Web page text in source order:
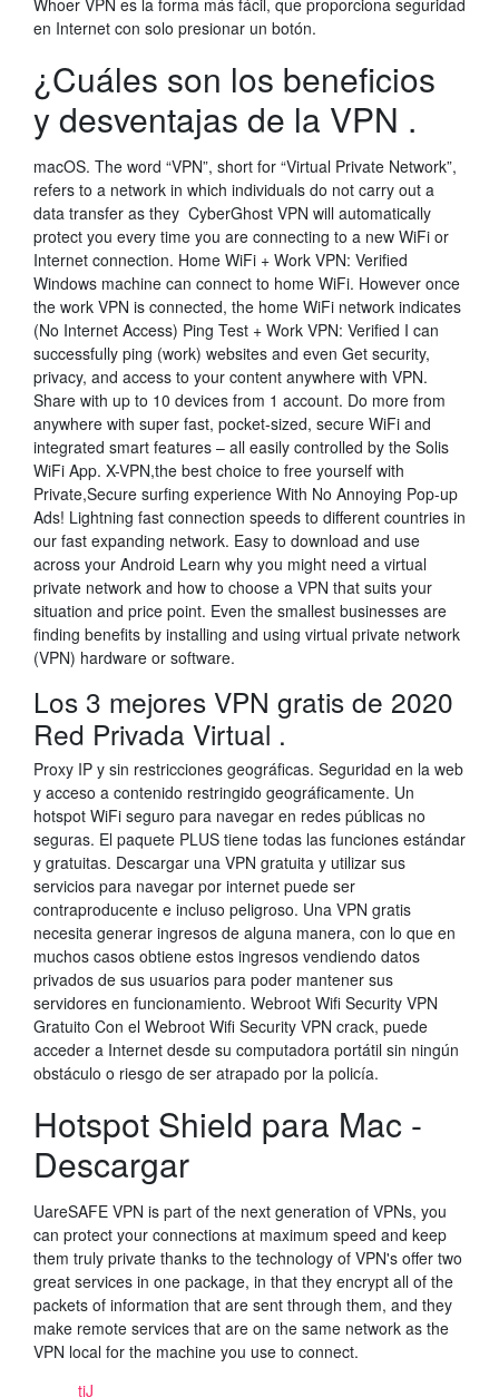
Whoer VPN es la forma más fácil, que proporciona seguridad
en Internet con solo presionar un botón.
¿Cuáles son los beneficios
y desventajas de la VPN .
macOS. The word “VPN”, short for “Virtual Private Network”,
refers to a network in which individuals do not carry out a
data transfer as they CyberGhost VPN will automatically
protect you every time you are connecting to a new WiFi or
Internet connection. Home WiFi + Work VPN: Verified
Windows machine can connect to home WiFi. However once
the work VPN is connected, the home WiFi network indicates
(No Internet Access) Ping Test + Work VPN: Verified I can
successfully ping (work) websites and even Get security,
privacy, and access to your content anywhere with VPN.
Share with up to 10 devices from 1 account. Do more from
anywhere with super fast, pocket-sized, secure WiFi and
integrated smart features – all easily controlled by the Solis
WiFi App. X-VPN,the best choice to free yourself with
Private,Secure surfing experience With No Annoying Pop-up
Ads! Lightning fast connection speeds to different countries in
our fast expanding network. Easy to download and use
across your Android Learn why you might need a virtual
private network and how to choose a VPN that suits your
situation and price point. Even the smallest businesses are
finding benefits by installing and using virtual private network
(VPN) hardware or software.
Los 3 mejores VPN gratis de 2020
Red Privada Virtual .
Proxy IP y sin restricciones geográficas. Seguridad en la web
y acceso a contenido restringido geográficamente. Un
hotspot WiFi seguro para navegar en redes públicas no
seguras. El paquete PLUS tiene todas las funciones estándar
y gratuitas. Descargar una VPN gratuita y utilizar sus
servicios para navegar por internet puede ser
contraproducente e incluso peligroso. Una VPN gratis
necesita generar ingresos de alguna manera, con lo que en
muchos casos obtiene estos ingresos vendiendo datos
privados de sus usuarios para poder mantener sus
servidores en funcionamiento. Webroot Wifi Security VPN
Gratuito Con el Webroot Wifi Security VPN crack, puede
acceder a Internet desde su computadora portátil sin ningún
obstáculo o riesgo de ser atrapado por la policía.
Hotspot Shield para Mac -
Descargar
UareSAFE VPN is part of the next generation of VPNs, you
can protect your connections at maximum speed and keep
them truly private thanks to the technology of VPN's offer two
great services in one package, in that they encrypt all of the
packets of information that are sent through them, and they
make remote services that are on the same network as the
VPN local for the machine you use to connect.
tjJ